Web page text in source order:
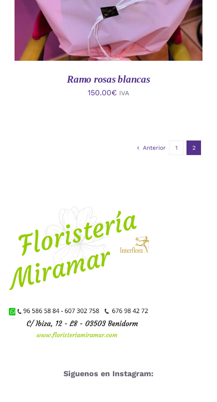
Ramo rosas blancas
150.00€ IVA
Anterior 1 2
Siguenos en Instagram: